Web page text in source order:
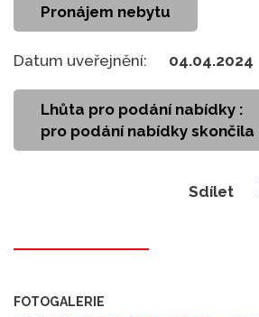
Pronájem nebytu
Datum uveřejnění: 04.04.2024
Lhůta pro podání nabídky :
pro podání nabídky skončila
Sdílet
FOTOGALERIE